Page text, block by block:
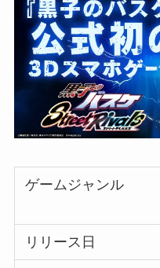
ゲームジャンル
リリース日